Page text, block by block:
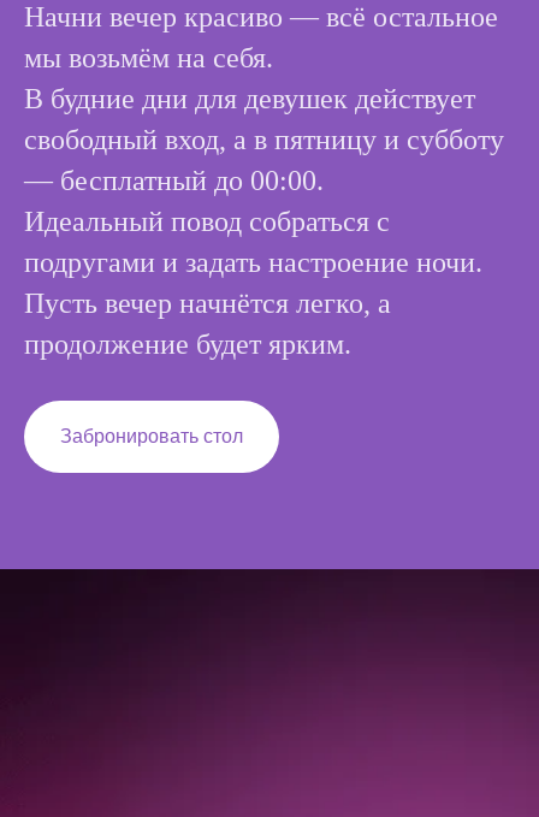
Начни вечер красиво — всё остальное
мы возьмём на себя.
В будние дни для девушек действует
свободный вход, а в пятницу и субботу
— бесплатный до 00:00.
Идеальный повод собраться с
подругами и задать настроение ночи.
Пусть вечер начнётся легко, а
продолжение будет ярким.
Забронировать стол